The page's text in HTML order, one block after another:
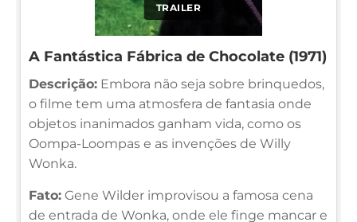
TRAILER
A Fantástica Fábrica de Chocolate (1971)
Descrição: Embora não seja sobre brinquedos,
o filme tem uma atmosfera de fantasia onde
objetos inanimados ganham vida, como os
Oompa-Loompas e as invenções de Willy
Wonka.
Fato: Gene Wilder improvisou a famosa cena
de entrada de Wonka, onde ele finge mancar e